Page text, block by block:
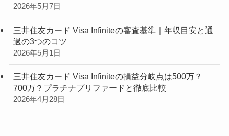
2026年5月7日
三井住友カード Visa Infiniteの審査基準｜年収目安と通
過の3つのコツ
2026年5月1日
三井住友カード Visa Infiniteの損益分岐点は500万？
700万？プラチナプリファードと徹底比較
2026年4月28日